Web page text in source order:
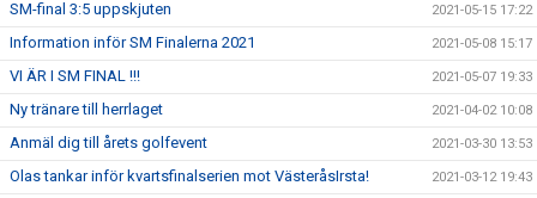
SM-final 3:5 uppskjuten 2021-05-15 17:22
Information inför SM Finalerna 2021 2021-05-08 15:17
VI ÄR I SM FINAL !!! 2021-05-07 19:33
Ny tränare till herrlaget 2021-04-02 10:08
Anmäl dig till årets golfevent 2021-03-30 13:53
Olas tankar inför kvartsfinalserien mot VästeråsIrsta! 2021-03-12 19:43